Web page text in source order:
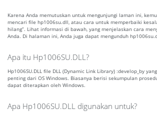
Karena Anda memutuskan untuk mengunjungi laman ini,
mencari file hp1006su.dll, atau cara untuk memperbaiki
hilang”. Lihat informasi di bawah, yang menjelaskan cara
Anda. Di halaman ini, Anda juga dapat mengunduh
Apa itu Hp1006SU.DLL?
Hp1006SU.DLL file DLL (Dynamic Link Library) :develop_by
penting dari OS Windows. Biasanya berisi sekumpulan
dapat diterapkan oleh Windows.
Apa Hp1006SU.DLL digunakan untuk?